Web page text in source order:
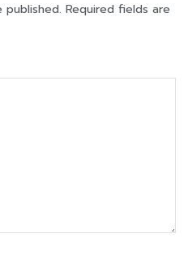
published. Required fields are